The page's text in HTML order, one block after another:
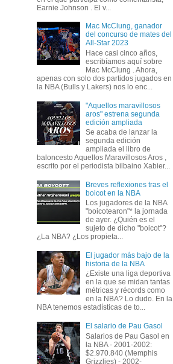
Earnie Johnson . El v...
Mac McClung, ganador
del concurso de mates del
All-Star 2023
Hace casi cinco años,
escribíamos aquí sobre
Mac McClung . Ahora,
apenas con solo dos partidos jugados en
la NBA (Bulls y Lakers) nos lo enc...
"Aquellos maravillosos
aros" estrena segunda
edición ampliada
Se acaba de lanzar la
segunda edición
ampliada el libro de
baloncesto Aquellos Maravillosos Aros ,
escrito por el periodista bilbaino Xabier...
Breves reflexiones tras el
boicot en la NBA
Los jugadores de la NBA
"boicotearon"* la jornada
de ayer. ¿Quién es el
sujeto de dicho "boicot"?
¿La NBA? ¿Los propieta...
El jugador más bajo de la
historia de la NBA
¿Existe una liga deportiva
en la que se midan tantas
métricas y récords como
en la NBA? Lo dudo. En la
NBA tenemos estadísticas de to...
El salario de Pau Gasol
Salarios de Pau Gasol en
la NBA - 2001-2002:
$2.970.840 (Memphis
Grizzlies) - 2002-